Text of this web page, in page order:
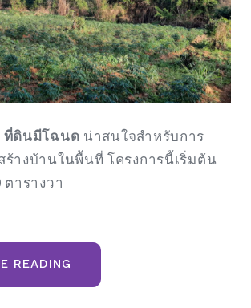
ที่ดินมีโฉนด น่าสนใจสำหรับการ
ร้างบ้านในพื้นที่ โครงการนี้เริ่มต้น
ารางวา
READING
ภูเรือ